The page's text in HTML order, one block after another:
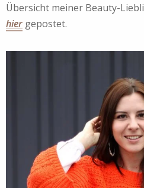
Übersicht meiner Beauty-
hier gepostet.